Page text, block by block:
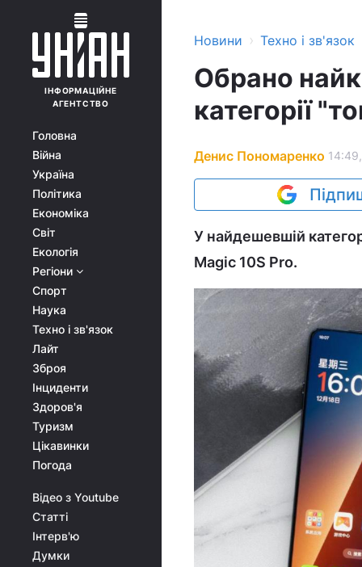
ІНФОРМАЦІЙНЕ
АГЕНТСТВО
Головна
Війна
Україна
Політика
Економіка
Світ
Екологія
Регіони
Спорт
Наука
Техно і зв'язок
Лайт
Зброя
Інциденти
Здоров'я
Туризм
Цікавинки
Погода
Відео з Youtube
Статті
Інтерв'ю
Думки
Новини › Техно і зв'язок
Обрано
категорії
Денис Пономаренко
У найдешевшій
Magic 10S Pro.